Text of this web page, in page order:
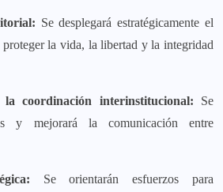
Se desplegará estratégicamente el
proteger la vida, la libertad y la integridad
la coordinación interinstitucional: Se
y mejorará la comunicación entre
Se orientarán esfuerzos para